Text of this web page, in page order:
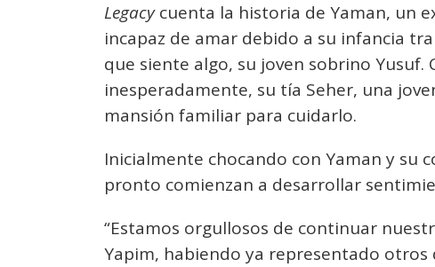
Legacycuenta la historia de Yaman, un
incapaz de amar debido a su infancia
que siente algo, su joven sobrino
inesperadamente, su tía Seher, una
mansión familiar para cuidarlo.
Inicialmente chocando con Yaman y
pronto comienzan a desarrollar
“Estamos orgullosos de continuar
Yapim, habiendo ya representado otros